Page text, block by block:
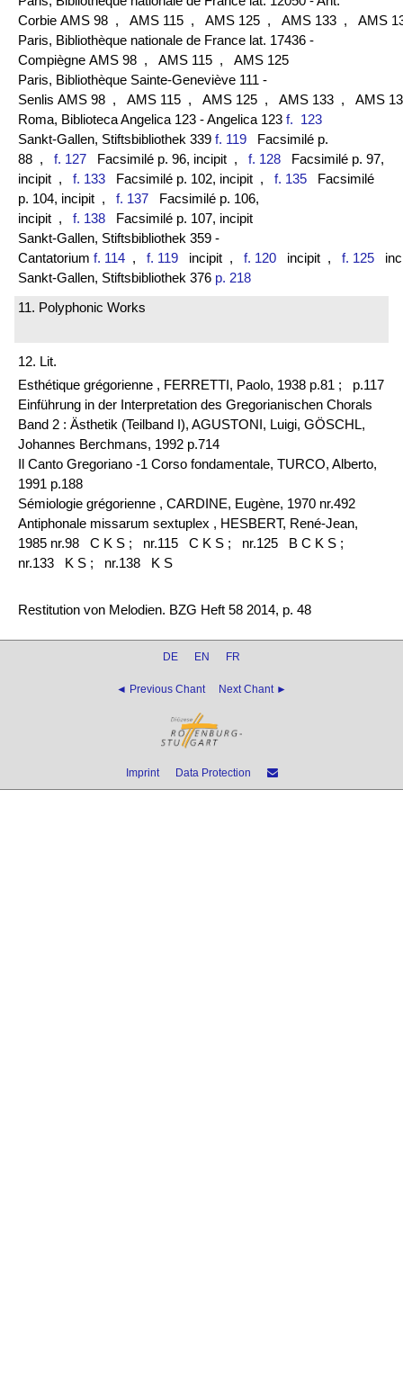
Corbie AMS 98 , AMS 115 , AMS 125 , AMS 133 , AMS
Paris, Bibliothèque nationale de France lat. 17436 -
Compiègne AMS 98 , AMS 115 , AMS 125
Paris, Bibliothèque Sainte-Geneviève 111 -
Senlis AMS 98 , AMS 115 , AMS 125 , AMS 133 , AMS
Roma, Biblioteca Angelica 123 - Angelica 123 f. 123
Sankt-Gallen, Stiftsbibliothek 339 f. 119 Facsimilé p.
88 , f. 127 Facsimilé p. 96, incipit , f. 128 Facsimilé p. 97,
incipit , f. 133 Facsimilé p. 102, incipit , f. 135 Facsimilé
p. 104, incipit , f. 137 Facsimilé p. 106,
incipit , f. 138 Facsimilé p. 107, incipit
Sankt-Gallen, Stiftsbibliothek 359 -
Cantatorium f. 114 , f. 119 incipit , f. 120 incipit , f. 125
Sankt-Gallen, Stiftsbibliothek 376 p. 218
11. Polyphonic Works
12. Lit.
Esthétique grégorienne , FERRETTI, Paolo, 1938 p.81 ;
p.117
Einführung in der Interpretation des Gregorianischen Chorals
Band 2 : Ästhetik (Teilband I), AGUSTONI, Luigi, GÖSCHL,
Johannes Berchmans, 1992 p.714
Il Canto Gregoriano -1 Corso fondamentale, TURCO, Alberto,
1991 p.188
Sémiologie grégorienne , CARDINE, Eugène, 1970 nr.492
Antiphonale missarum sextuplex , HESBERT, René-Jean,
1985 nr.98 C K S ;
nr.115 C K S ;
nr.125 B C K S ;
nr.133 K S ;
nr.138 K S
Restitution von Melodien. BZG Heft 58 2014, p. 48
DE EN FR
◄ Previous Chant Next Chant ►
Imprint Data Protection